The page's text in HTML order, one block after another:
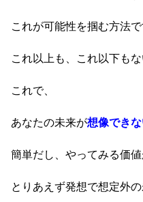
これが可能性を掴む方法で
これ以上も、これ以下もな
これで、
あなたの未来が想像でき
簡単だし、やってみる価値
とりあえず発想で想定外の